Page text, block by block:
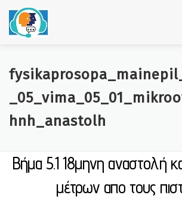
Skip to content
hnh_anastolh
Βήμα 5.1 18μηνη αναστολή
μέτρων απο τους